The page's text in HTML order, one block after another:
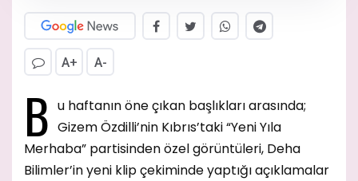
A+ A-
B u haftanın öne çıkan başlıkları arasında;
Gizem Özdilli’nin Kıbrıs’taki “Yeni Yıla
Merhaba” partisinden özel görüntüleri, Deha
Bilimler’in yeni klip çekiminde yaptığı açıklamalar